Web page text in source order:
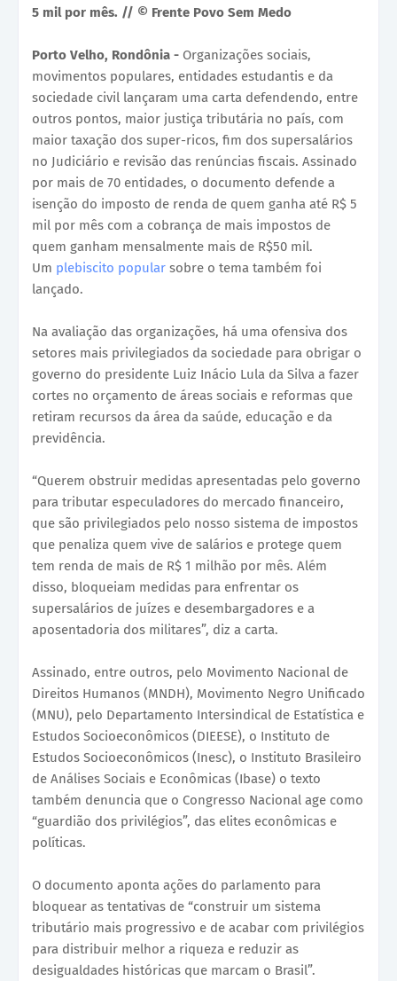
5 mil por mês. // © Frente Povo Sem Medo
Porto Velho, Rondônia - Organizações sociais,
movimentos populares, entidades estudantis e da
sociedade civil lançaram uma carta defendendo, entre
outros pontos, maior justiça tributária no país, com
maior taxação dos super-ricos, fim dos supersalários
no Judiciário e revisão das renúncias fiscais. Assinado
por mais de 70 entidades, o documento defende a
isenção do imposto de renda de quem ganha até R$ 5
mil por mês com a cobrança de mais impostos de
quem ganham mensalmente mais de R$50 mil.
Um plebiscito popular sobre o tema também foi
lançado.
Na avaliação das organizações, há uma ofensiva dos
setores mais privilegiados da sociedade para obrigar o
governo do presidente Luiz Inácio Lula da Silva a fazer
cortes no orçamento de áreas sociais e reformas que
retiram recursos da área da saúde, educação e da
previdência.
“Querem obstruir medidas apresentadas pelo governo
para tributar especuladores do mercado financeiro,
que são privilegiados pelo nosso sistema de impostos
que penaliza quem vive de salários e protege quem
tem renda de mais de R$ 1 milhão por mês. Além
disso, bloqueiam medidas para enfrentar os
supersalários de juízes e desembargadores e a
aposentadoria dos militares”, diz a carta.
Assinado, entre outros, pelo Movimento Nacional de
Direitos Humanos (MNDH), Movimento Negro Unificado
(MNU), pelo Departamento Intersindical de Estatística e
Estudos Socioeconômicos (DIEESE), o Instituto de
Estudos Socioeconômicos (Inesc), o Instituto Brasileiro
de Análises Sociais e Econômicas (Ibase) o texto
também denuncia que o Congresso Nacional age como
“guardião dos privilégios”, das elites econômicas e
políticas.
O documento aponta ações do parlamento para
bloquear as tentativas de “construir um sistema
tributário mais progressivo e de acabar com privilégios
para distribuir melhor a riqueza e reduzir as
desigualdades históricas que marcam o Brasil”.